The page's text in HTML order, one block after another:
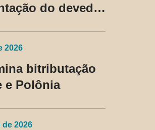
do devedor
2026
bitributação
e Polônia
de 2026